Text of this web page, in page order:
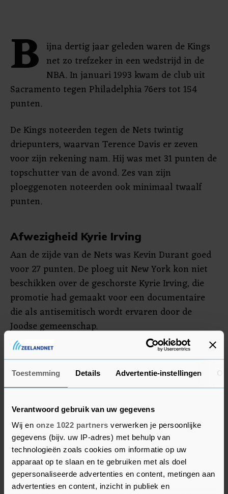
Toestemming Details Advertentie-instellingen
Verantwoord gebruik van uw gegevens
Wij en onze 1022 partners verwerken je persoonlijke
gegevens (bijv. uw IP-adres) met behulp van
technologieën zoals cookies om informatie op uw
apparaat op te slaan en te gebruiken met als doel
gepersonaliseerde advertenties en content, metingen aan
advertenties en content, inzicht in publiek en
B ijna dertig jaar geleden waren de Kings
net zo trefzeker in een wedstrijd in de
NBA. In januari 1993 kwam de club uit
Sacramento tegen Philadelphia 76ers tot 154
punten.
De Kings noteerden tegen de Nets twintig
driepunters, waarvan Terence Davis er zeven
voor zijn rekening nam. Hij was met 31 punten de
topschutter van de avond. Zes van zijn
ploeggenoten noteerden ook minimaal twaalf
punten.
Afwezigheid Kyrie Irving
Aan de zijde van de Nets was Kevin Durant goed
voor 27 punten. De ploeg uit New York kon niet
beschikken over de geschorste Kyrie Irving, die
promotie had gemaakt voor een documentaire
die als antisemitisch wordt ervaren door de
Joodse gemeenschap.
Voor de Kings was het vierde zege op een rij na
het seizoen wat teleurstellend te zijn begonnen
met drie overwinningen in de eerste negen duels.
Nets bezetten de twaalfde plek in de Eastern
Conference.